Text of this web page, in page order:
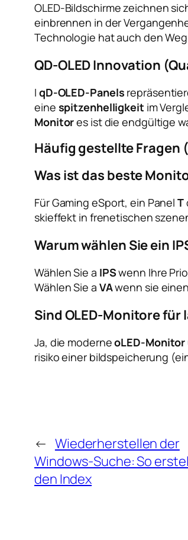
OLED-Bildschirme zeichnen
einbrennen in der
Technologie hat auch den
QD-OLED Innovation
I qD-OLED-Panels
eine spitzenhelligkeit im
Monitores ist die endgültige
Häufig gestellte Fragen
Was ist das beste
Für Gaming eSport, ein PanelT
skieffekt in frenetischen
Warum wählen Sie ein
Wählen Sie a IPSwenn Ihre
Wählen Sie a VAwenn sie
Sind OLED-Monitore
Ja, die moderneoLED-Monitor
risiko einer bildspeicherung
← Wiederherstellen der
Windows-Suche: So
den Index